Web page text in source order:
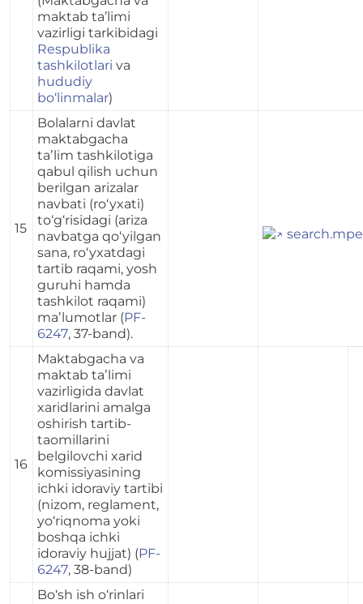
maktab ta’limi
vazirligi tarkibidagi
Respublika
tashkilotlari va
hududiy
bo‘linmalar)
15
Bolalarni davlat
maktabgacha
taʼlim tashkilotiga
qabul qilish uchun
berilgan arizalar
navbati (ro‘yxati)
to‘g‘risidagi (ariza
navbatga qo‘yilgan
sana, ro‘yxatdagi
tartib raqami, yosh
guruhi hamda
tashkilot raqami)
maʼlumotlar (PF-
6247, 37-band).
16
Maktabgacha va
maktab taʼlimi
vazirligida davlat
xaridlarini amalga
oshirish tartib-
taomillarini
belgilovchi xarid
komissiyasining
ichki idoraviy tartibi
(nizom, reglament,
yo‘riqnoma yoki
boshqa ichki
idoraviy hujjat) (PF-
6247, 38-band)
Bo‘sh ish o‘rinlari